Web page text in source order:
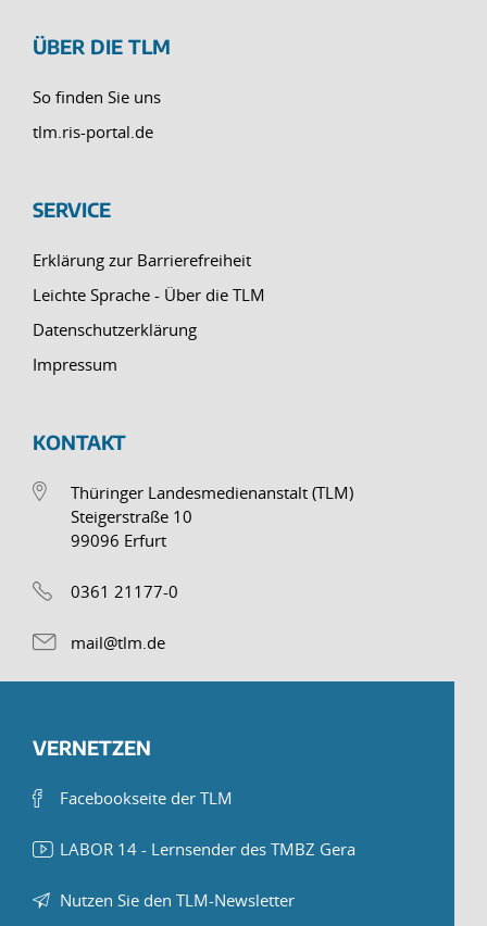
ÜBER DIE TLM
So finden Sie uns
tlm.ris-portal.de
SERVICE
Erklärung zur Barrierefreiheit
Leichte Sprache - Über die TLM
Datenschutzerklärung
Impressum
KONTAKT
Thüringer Landesmedienanstalt (TLM)
Steigerstraße 10
99096 Erfurt
0361 21177-0
mail@tlm.de
VERNETZEN
Facebookseite der TLM
LABOR 14 - Lernsender des TMBZ Gera
Nutzen Sie den TLM-Newsletter